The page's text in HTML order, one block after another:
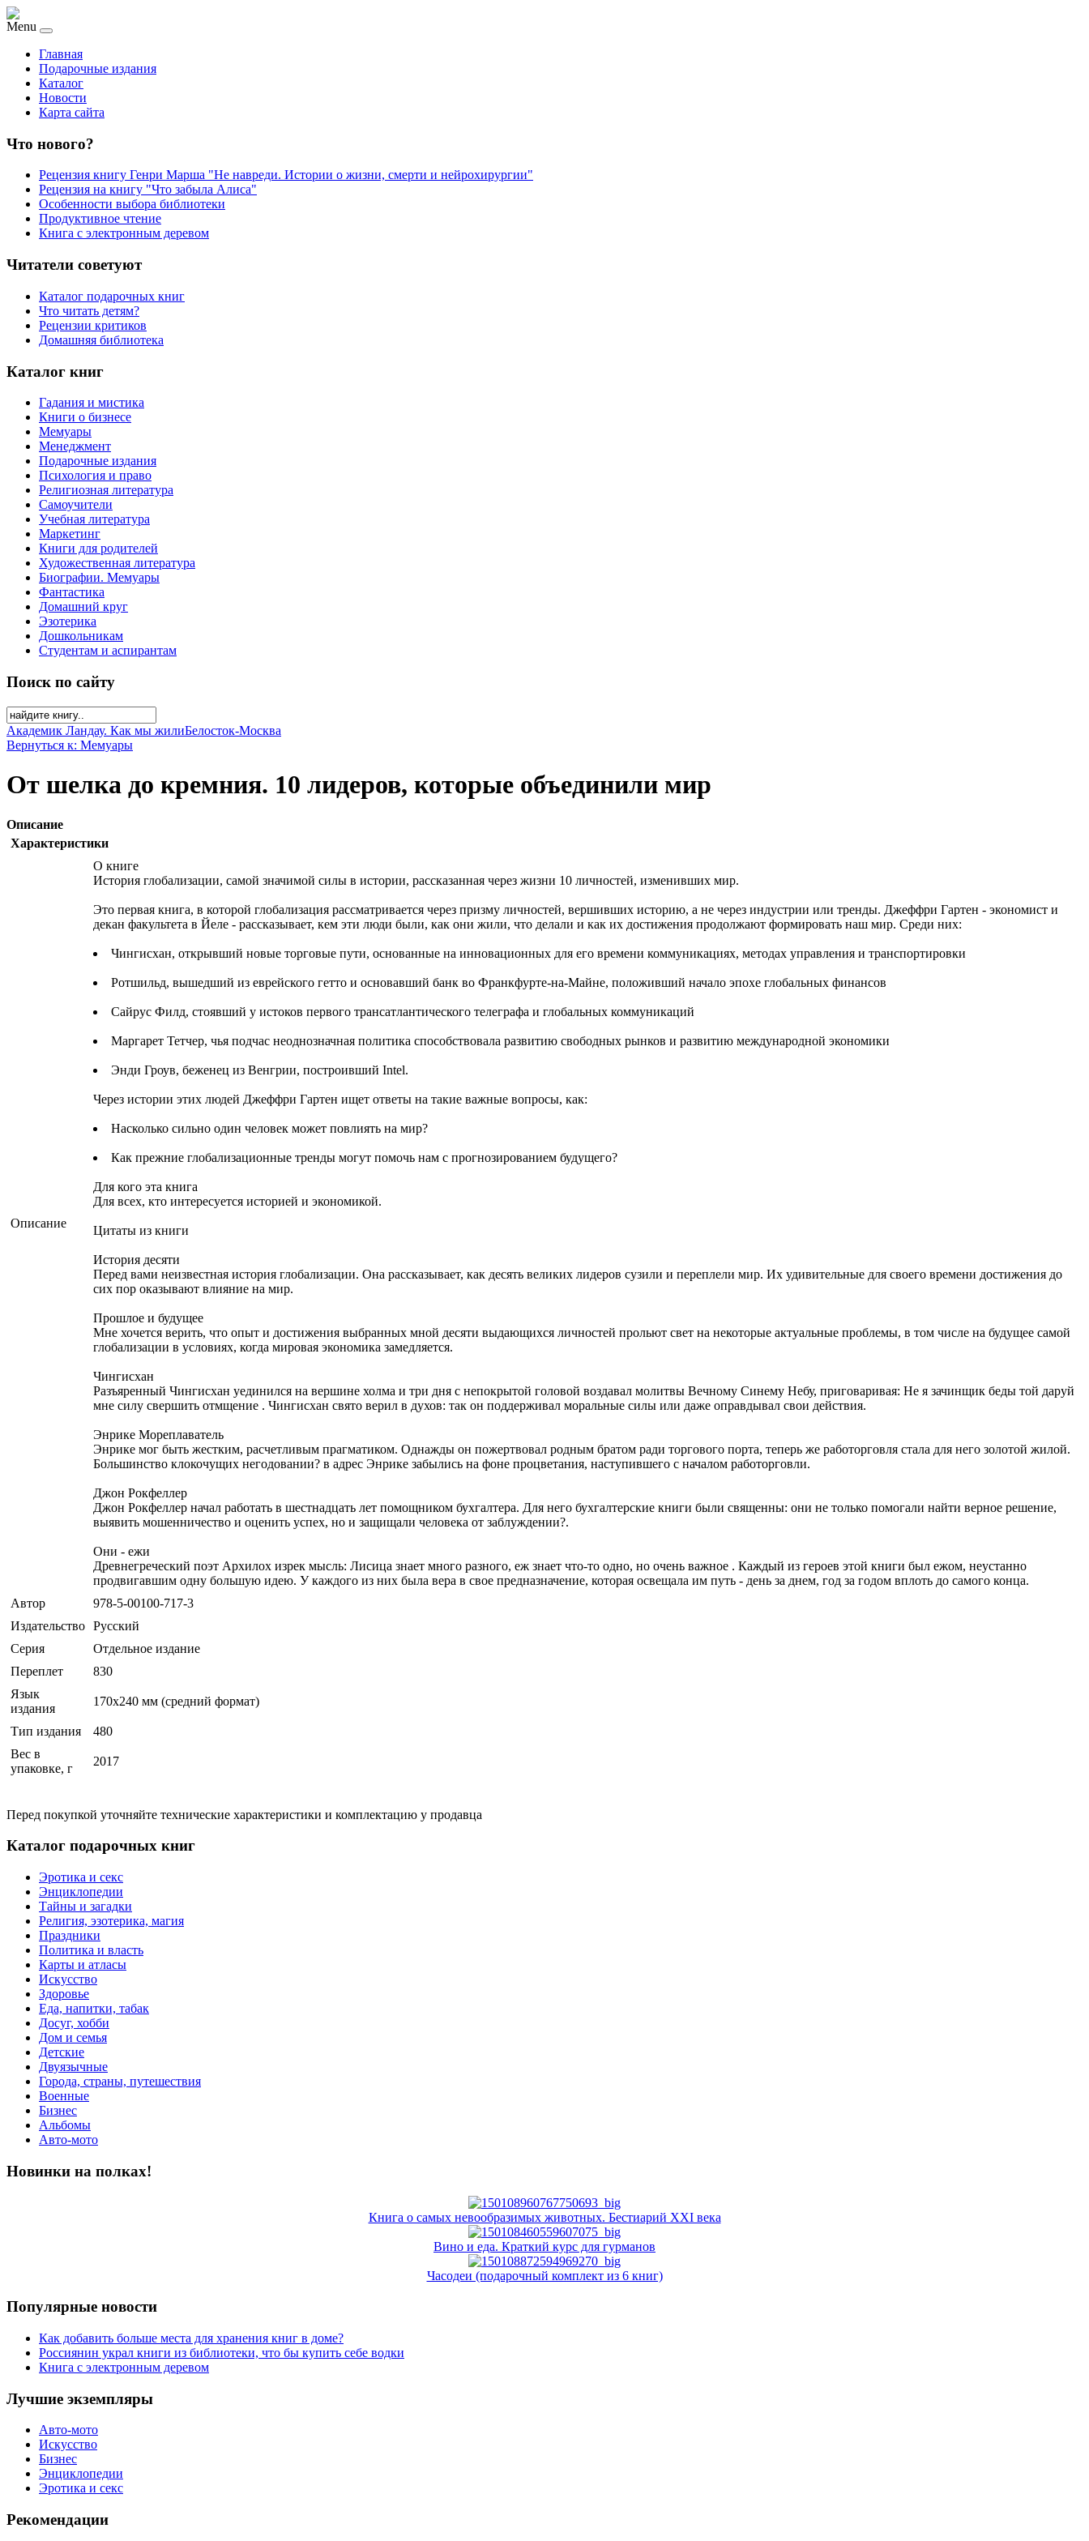
Menu
Главная
Подарочные издания
Каталог
Новости
Карта сайта
Что нового?
Рецензия книгу Генри Марша "Не навреди. Истории о жизни, смерти и нейрохирургии"
Рецензия на книгу "Что забыла Алиса"
Особенности выбора библиотеки
Продуктивное чтение
Книга с электронным деревом
Читатели советуют
Каталог подарочных книг
Что читать детям?
Рецензии критиков
Домашняя библиотека
Каталог книг
Гадания и мистика
Книги о бизнесе
Мемуары
Менеджмент
Подарочные издания
Психология и право
Религиозная литература
Самоучители
Учебная литература
Маркетинг
Книги для родителей
Художественная литература
Биографии. Мемуары
Фантастика
Домашний круг
Эзотерика
Дошкольникам
Студентам и аспирантам
Поиск по сайту
Академик Ландау. Как мы жилиБелосток-Москва
Вернуться к: Мемуары
От шелка до кремния. 10 лидеров, которые объединили мир
Описание
Характеристики
Описание
О книге
История глобализации, самой значимой силы в истории, рассказанная через жизни 10 личностей, изменивших мир.
Это первая книга, в которой глобализация рассматривается через призму личностей, вершивших историю, а не через индустрии или тренды. Джеффри Гартен - экономист и
декан факультета в Йеле - рассказывает, кем эти люди были, как они жили, что делали и как их достижения продолжают формировать наш мир. Среди них:
Чингисхан, открывший новые торговые пути, основанные на инновационных для его времени коммуникациях, методах управления и транспортировки
Ротшильд, вышедший из еврейского гетто и основавший банк во Франкфурте-на-Майне, положивший начало эпохе глобальных финансов
Сайрус Филд, стоявший у истоков первого трансатлантического телеграфа и глобальных коммуникаций
Маргарет Тетчер, чья подчас неоднозначная политика способствовала развитию свободных рынков и развитию международной экономики
Энди Гроув, беженец из Венгрии, построивший Intel.
Через истории этих людей Джеффри Гартен ищет ответы на такие важные вопросы, как:
Насколько сильно один человек может повлиять на мир?
Как прежние глобализационные тренды могут помочь нам с прогнозированием будущего?
Для кого эта книга
Для всех, кто интересуется историей и экономикой.
Цитаты из книги
История десяти
Перед вами неизвестная история глобализации. Она рассказывает, как десять великих лидеров сузили и переплели мир. Их удивительные для своего времени достижения до
сих пор оказывают влияние на мир.
Прошлое и будущее
Мне хочется верить, что опыт и достижения выбранных мной десяти выдающихся личностей прольют свет на некоторые актуальные проблемы, в том числе на будущее самой
глобализации в условиях, когда мировая экономика замедляется.
Чингисхан
Разъяренный Чингисхан уединился на вершине холма и три дня с непокрытой головой воздавал молитвы Вечному Синему Небу, приговаривая: Не я зачинщик беды той даруй
мне силу свершить отмщение . Чингисхан свято верил в духов: так он поддерживал моральные силы или даже оправдывал свои действия.
Энрике Мореплаватель
Энрике мог быть жестким, расчетливым прагматиком. Однажды он пожертвовал родным братом ради торгового порта, теперь же работорговля стала для него золотой жилой.
Большинство клокочущих негодовании? в адрес Энрике забылись на фоне процветания, наступившего с началом работорговли.
Джон Рокфеллер
Джон Рокфеллер начал работать в шестнадцать лет помощником бухгалтера. Для него бухгалтерские книги были священны: они не только помогали найти верное решение,
выявить мошенничество и оценить успех, но и защищали человека от заблуждении?.
Они - ежи
Древнегреческий поэт Архилох изрек мысль: Лисица знает много разного, еж знает что-то одно, но очень важное . Каждый из героев этой книги был ежом, неустанно
продвигавшим одну большую идею. У каждого из них была вера в свое предназначение, которая освещала им путь - день за днем, год за годом вплоть до самого конца.
Автор
978-5-00100-717-3
Издательство Русский
Серия
Отдельное издание
Переплет
830
Язык
издания
170x240 мм (средний формат)
Тип издания
480
Вес в
упаковке, г
2017
Перед покупкой уточняйте технические характеристики и комплектацию у продавца
Каталог подарочных книг
Эротика и секс
Энциклопедии
Тайны и загадки
Религия, эзотерика, магия
Праздники
Политика и власть
Карты и атласы
Искусство
Здоровье
Еда, напитки, табак
Досуг, хобби
Дом и семья
Детские
Двуязычные
Города, страны, путешествия
Военные
Бизнес
Альбомы
Авто-мото
Новинки на полках!
Книга о самых невообразимых животных. Бестиарий XXI века
Вино и еда. Краткий курс для гурманов
Часодеи (подарочный комплект из 6 книг)
Популярные новости
Как добавить больше места для хранения книг в доме?
Россиянин украл книги из библиотеки, что бы купить себе водки
Книга с электронным деревом
Лучшие экземпляры
Авто-мото
Искусство
Бизнес
Энциклопедии
Эротика и секс
Рекомендации